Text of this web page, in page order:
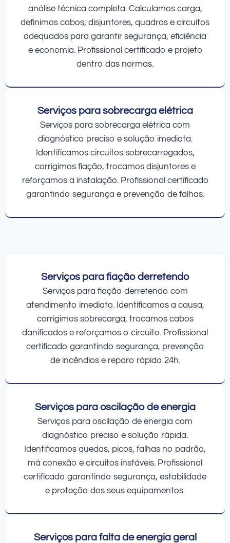
análise técnica completa. Calculamos carga,
definimos cabos, disjuntores, quadros e circuitos
adequados para garantir segurança, eficiência
e economia. Profissional certificado e projeto
dentro das normas.
Serviços para sobrecarga elétrica
Serviços para sobrecarga elétrica com
diagnóstico preciso e solução imediata.
Identificamos circuitos sobrecarregados,
corrigimos fiação, trocamos disjuntores e
reforçamos a instalação. Profissional certificado
garantindo segurança e prevenção de falhas.
Serviços para fiação derretendo
Serviços para fiação derretendo com
atendimento imediato. Identificamos a causa,
corrigimos sobrecarga, trocamos cabos
danificados e reforçamos o circuito. Profissional
certificado garantindo segurança, prevenção
de incêndios e reparo rápido 24h.
Serviços para oscilação de energia
Serviços para oscilação de energia com
diagnóstico preciso e solução rápida.
Identificamos quedas, picos, falhas no padrão,
má conexão e circuitos instáveis. Profissional
certificado garantindo segurança, estabilidade
e proteção dos seus equipamentos.
Serviços para falta de energia geral